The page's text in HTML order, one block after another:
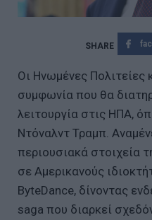
Οι Ηνωμένες Πολιτείες
συμφωνία που θα
λειτουργία στις ΗΠΑ,
Ντόναλντ Τραμπ.
περιουσιακά στοιχεία
σε Αμερικανούς
ByteDance, δίνοντας
saga που διαρκεί